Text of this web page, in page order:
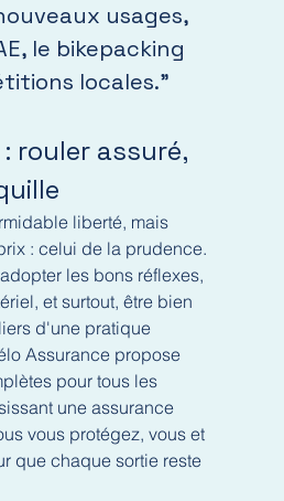
usages,
le bikepacking
locales."
rouler assuré,
liberté, mais
: celui de la prudence.
les bons réflexes,
et surtout, être bien
d'une pratique
Assurance propose
pour tous les
une assurance
vous protégez, vous et
que chaque sortie reste